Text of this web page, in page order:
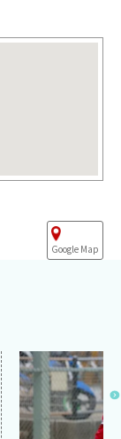
Google Map